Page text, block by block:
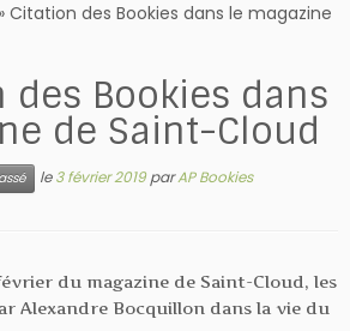
» Citation des Bookies dans le magazine
des Bookies dans
de Saint-Cloud
le3 février 2019parAP Bookies
du magazine de Saint-Cloud, les
Alexandre Bocquillon dans la vie du